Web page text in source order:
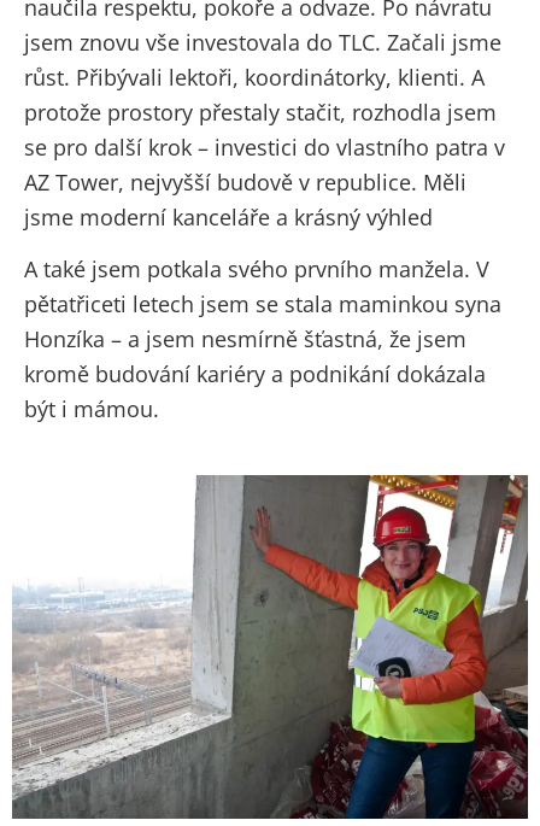
naučila respektu, pokoře a odvaze. Po návratu
jsem znovu vše investovala do TLC. Začali jsme
růst. Přibývali lektoři, koordinátorky, klienti. A
protože prostory přestaly stačit, rozhodla jsem
se pro další krok – investici do vlastního patra v
AZ Tower, nejvyšší budově v republice. Měli
jsme moderní kanceláře a krásný výhled
A také jsem potkala svého prvního manžela. V
pětatřiceti letech jsem se stala maminkou syna
Honzíka – a jsem nesmírně šťastná, že jsem
kromě budování kariéry a podnikání dokázala
být i mámou.